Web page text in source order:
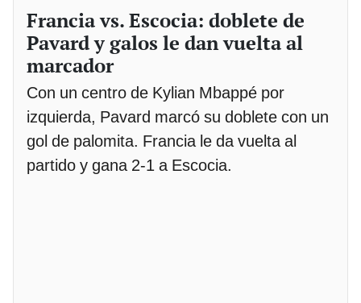
Francia vs. Escocia: doblete de
Pavard y galos le dan vuelta al
marcador
Con un centro de Kylian Mbappé por
izquierda, Pavard marcó su doblete con un
gol de palomita. Francia le da vuelta al
partido y gana 2-1 a Escocia.